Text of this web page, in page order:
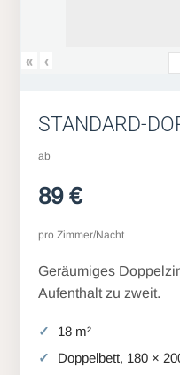
« ‹
STANDARD-
ab
89 €
pro Zimmer/Nacht
Geräumiges
Aufenthalt zu zweit.
18 m²
Doppelbett, 180 ×